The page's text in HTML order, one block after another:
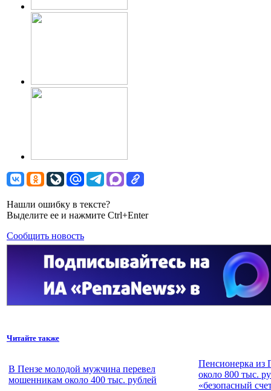
Нашли ошибку в тексте?
Выделите ее и нажмите Ctrl+Enter
Сообщить новость
Читайте также
В Пензе молодой мужчина перевел
мошенникам около 400 тыс. рублей
Пенсионерка из
около 800 тыс.
«безопасный